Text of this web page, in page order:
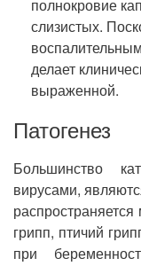
полнокровие
слизистых.
делает
выраженной.
Патогенез
Большинство
вирусами,
грипп, птичий
при